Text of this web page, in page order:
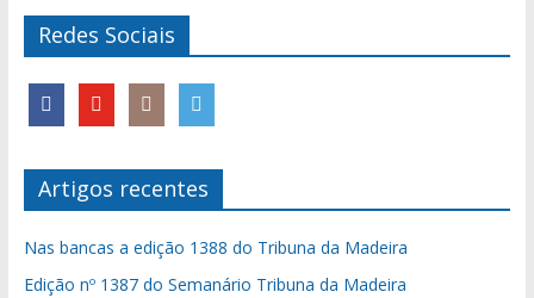
Redes Sociais
Artigos recentes
Nas bancas a edição 1388 do Tribuna da Madeira
Edição nº 1387 do Semanário Tribuna da Madeira